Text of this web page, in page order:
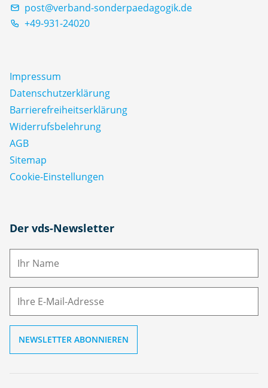
post@verband-sonderpaedagogik.de
+49-931-24020
Impressum
Datenschutz­erklärung
Barrierefreiheitserklärung
Widerrufsbelehrung
AGB
Sitemap
Cookie-Einstellungen
Der vds-Newsletter
N
M